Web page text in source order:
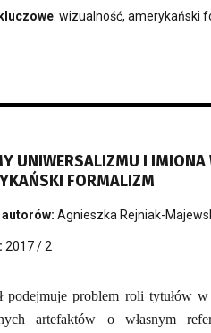
: wizualność, amerykański
UNIWERSALIZMU I IMIONA
FORMALIZM
autorów: Agnieszka Rejniak-
2017 / 2
podejmuje problem roli tytułów
artefaktów o własnym